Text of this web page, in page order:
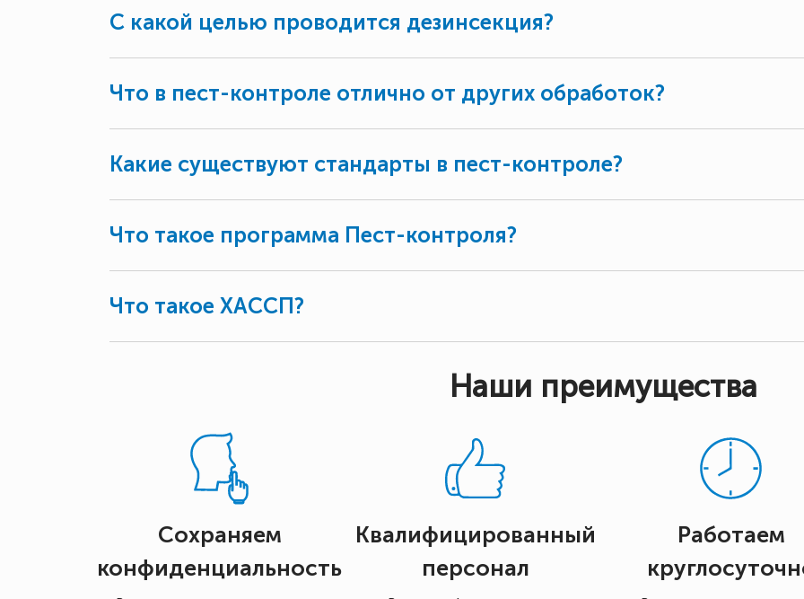
С какой целью проводится дезинсекция?
Что в пест-контроле отлично от других обработок?
Какие существуют стандарты в пест-контроле?
Что такое программа Пест-контроля?
Что такое ХАССП?
Наши преимущества
Сохраняем
конфиденциальность
Квалифицированный
персонал
Работаем